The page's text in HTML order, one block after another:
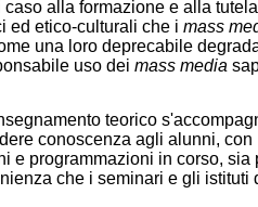
alla formazione e alla
ed etico-culturali che i mass
una loro deprecabile
uso dei mass media
teorico
conoscenza agli alunni,
e programmazioni in corso,
che i seminari e gli